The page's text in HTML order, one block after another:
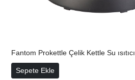
Fantom Prokettle Çelik Kettle Su ısıtıcı
Sepete Ekle